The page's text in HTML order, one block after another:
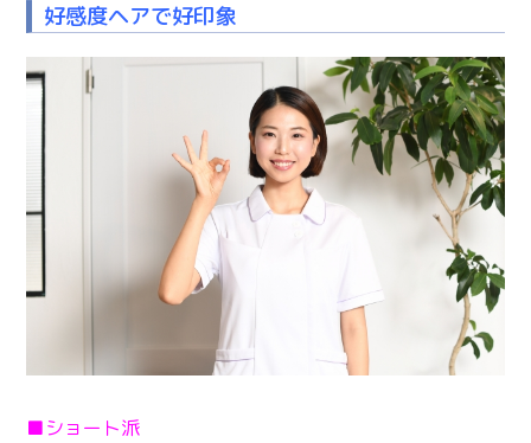
好感度ヘアで好印象
■ショート派